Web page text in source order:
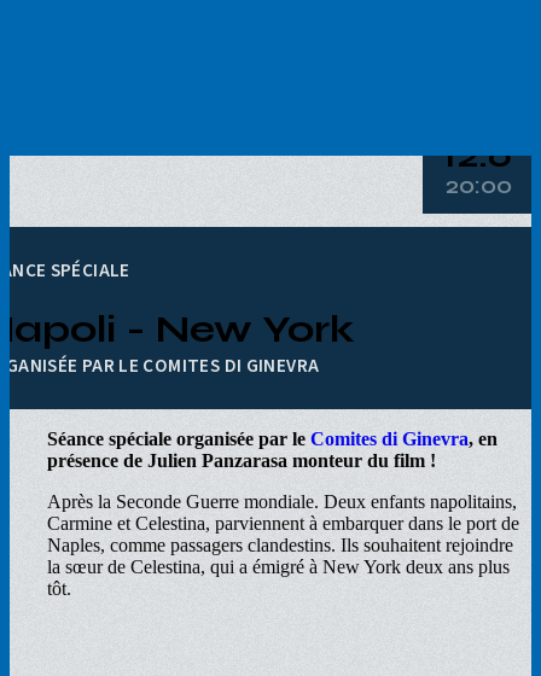
12.6
20:00
SPÉCIALE
- New York
PAR LE COMITES DI GINEVRA
Séance spéciale organisée par le Comites di Ginevra, en
présence de Julien Panzarasa monteur du film !
Après la Seconde Guerre mondiale. Deux enfants napolitains,
Carmine et Celestina, parviennent à embarquer dans le port de
Naples, comme passagers clandestins. Ils souhaitent rejoindre
la sœur de Celestina, qui a émigré à New York deux ans plus
tôt.